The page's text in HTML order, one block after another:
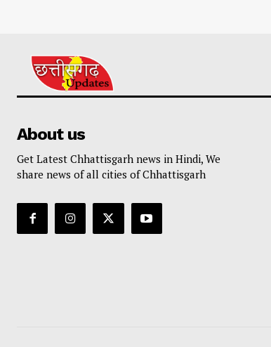
About us
Get Latest Chhattisgarh news in Hindi, We
share news of all cities of Chhattisgarh